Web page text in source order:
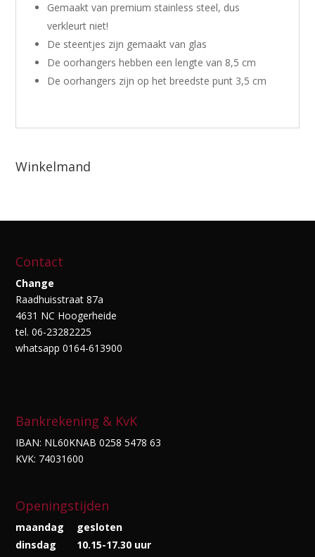
Gemaakt van premium stainless steel, dus
verkleurt niet!
De steentjes zijn gemaakt van glas
De oorhangers hebben een lengte van 8,5 cm
De oorhangers zijn op het breedste punt 3,5 cm
Winkelmand
Contact
Change
Raadhuisstraat 87a
4631 NC Hoogerheide
tel. 06-23282225
whatsapp 0164-613900
Bankrekening & KvK
IBAN: NL60KNAB 0258 5478 63
KVK: 74031600
Openingstijden
maandag
gesloten
dinsdag
10.15-17.30 uur